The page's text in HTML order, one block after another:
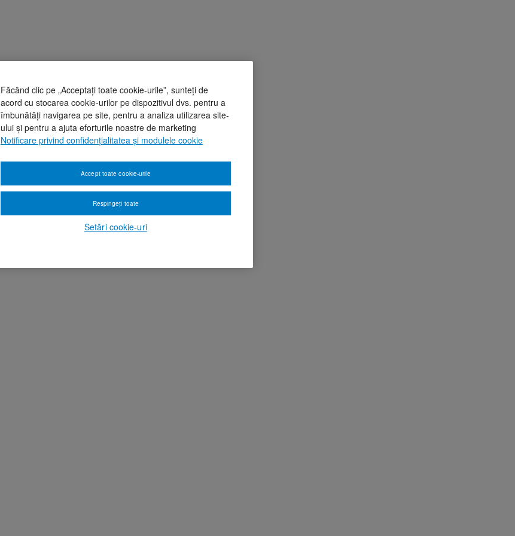
Făcând clic pe „Acceptați toate cookie-urile”, sunteți de
acord cu stocarea cookie-urilor pe dispozitivul dvs. pentru a
îmbunătăți navigarea pe site, pentru a analiza utilizarea site-
ului și pentru a ajuta eforturile noastre de marketing
Notificare privind confidențialitatea și modulele cookie
Setări cookie-uri
Respingeți toate
Accept toate cookie-urile